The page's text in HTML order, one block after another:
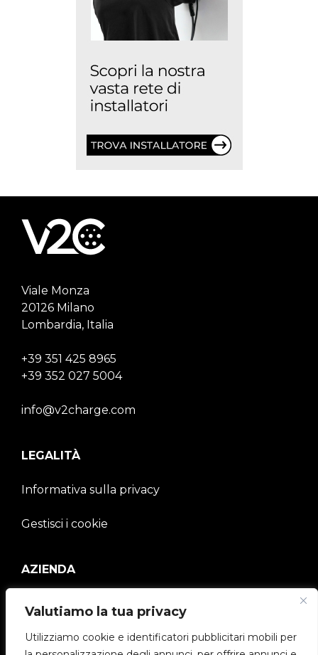
Valutiamo la tua privacy
Utilizziamo cookie e identificatori pubblicitari mobili per
Viale Monza
20126 Milano
Lombardia, Italia
+39 351 425 8965
+39 352 027 5004
info@v2charge.com
LEGALITÀ
Informativa sulla privacy
Gestisci i cookie
AZIENDA
V2C Community
e-Chargers